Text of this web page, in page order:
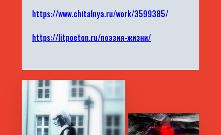
https://www.chitalnya.ru/work/3599385/
https://litpoeton.ru/поэзия-жизни/